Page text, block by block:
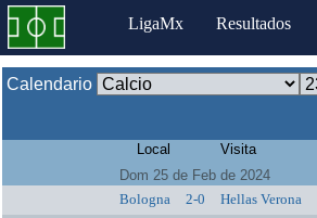
LigaMx Resultados
Calendario
Local Visita
Dom 25 de Feb de 2024
Bologna
2-0 Hellas Verona